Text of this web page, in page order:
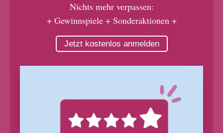
Nichts mehr verpassen:
+ Gewinnspiele + Sonderaktionen +
Jetzt kostenlos anmelden